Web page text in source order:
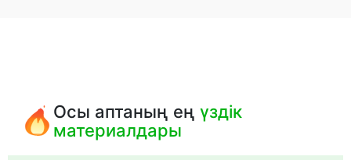
Осы аптаның еңүздік
материалдары